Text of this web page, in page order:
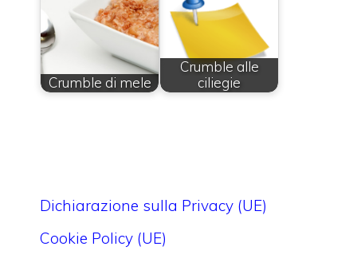
Crumble di mele
Crumble alle
ciliegie
Dichiarazione sulla Privacy (UE)
Cookie Policy (UE)